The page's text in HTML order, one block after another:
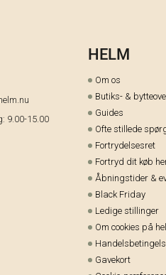
9.00-15.00
HELM
Om os
Butiks- &
Guides
Ofte stillede
Fortrydelsesret
Fortryd dit køb
Åbningstider &
Black Friday
Ledige stillinger
Om cookies på
Gavekort